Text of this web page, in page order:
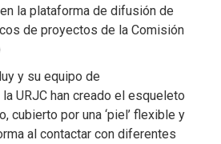
la plataforma de difusión de
de proyectos de la Comisión
y su equipo de
URJC han creado el esqueleto
cubierto por una ‘piel’ flexible y
al contactar con diferentes